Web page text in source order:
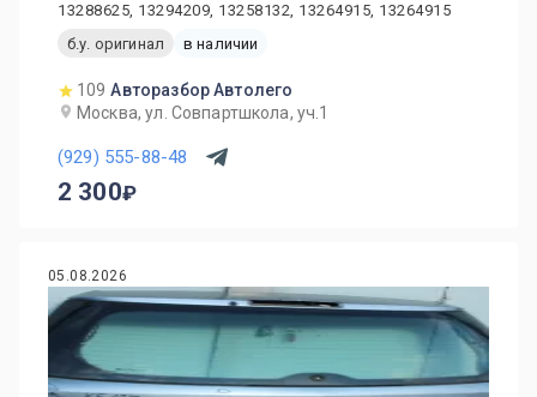
13288625, 13294209, 13258132, 13264915, 13264915
б.у. оригинал
в наличии
109 Авторазбор Автолего
Москва, ул. Совпартшкола, уч.1
(929) 555-88-48
2 300
05.08.2026